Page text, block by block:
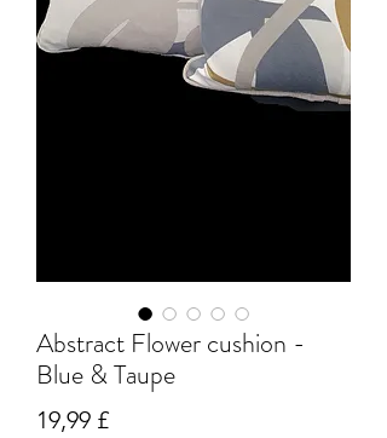
Abstract Flower cushion -
Blue & Taupe
19,99 £Preis